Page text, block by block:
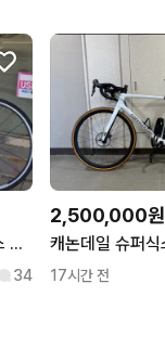
(무하자)캐논데일 슈퍼식스 풀카본 tt 개급처
34
2,500,000원
17시간 전